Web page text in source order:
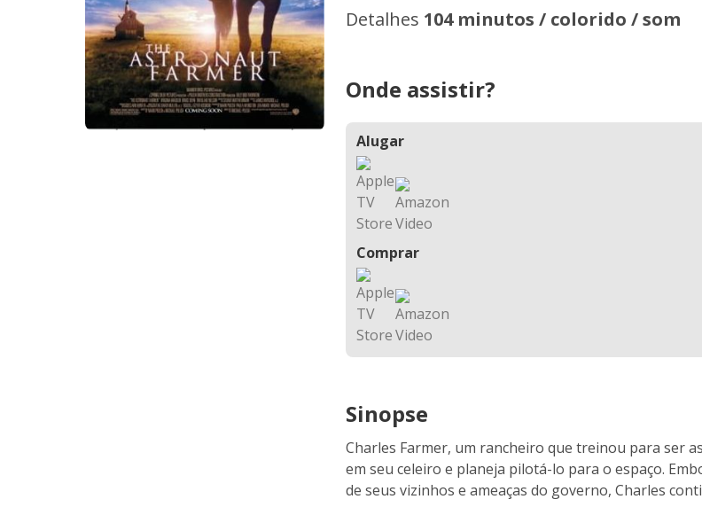
Detalhes 104 minutos / colorido / som
Onde assistir?
Alugar
Comprar
Sinopse
Charles Farmer, um rancheiro que treinou para ser
em seu celeiro e planeja pilotá-lo para o espaço.
de seus vizinhos e ameaças do governo, Charles